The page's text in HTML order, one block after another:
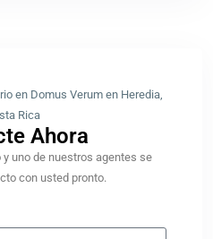
Ahora​
uno de nuestros agentes se
con usted pronto.